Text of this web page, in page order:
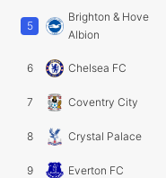
5
Brighton & Hove
Albion
6 Chelsea FC
7 Coventry City
8 Crystal Palace
9 Everton FC